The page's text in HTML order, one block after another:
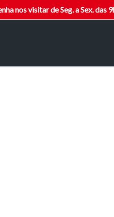
nos visitar de Seg. a Sex. das